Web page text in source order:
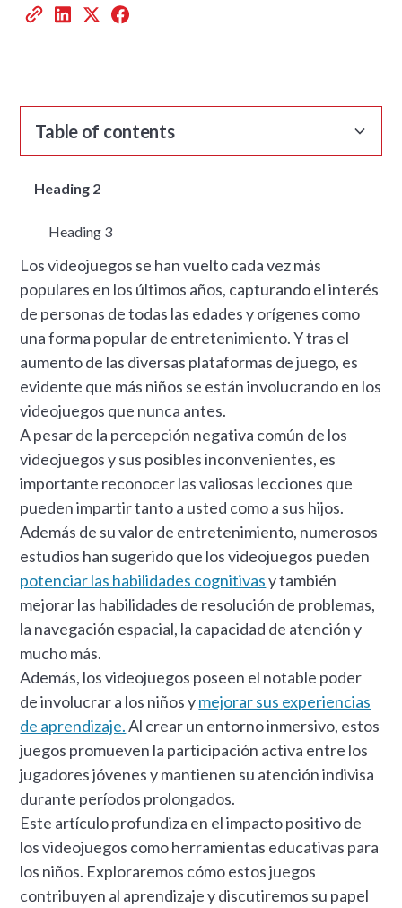
Table of contents
Heading 2
Heading 3
Los videojuegos se han vuelto cada vez más
populares en los últimos años, capturando el interés
de personas de todas las edades y orígenes como
una forma popular de entretenimiento. Y tras el
aumento de las diversas plataformas de juego, es
evidente que más niños se están involucrando en los
videojuegos que nunca antes.
A pesar de la percepción negativa común de los
videojuegos y sus posibles inconvenientes, es
importante reconocer las valiosas lecciones que
pueden impartir tanto a usted como a sus hijos.
Además de su valor de entretenimiento, numerosos
estudios han sugerido que los videojuegos pueden
potenciar las habilidades cognitivasy también
mejorar las habilidades de resolución de problemas,
la navegación espacial, la capacidad de atención y
mucho más.
Además, los videojuegos poseen el notable poder
de involucrar a los niños ymejorar sus experiencias
de aprendizaje.Al crear un entorno inmersivo, estos
juegos promueven la participación activa entre los
jugadores jóvenes y mantienen su atención indivisa
durante períodos prolongados.
Este artículo profundiza en el impacto positivo de
los videojuegos como herramientas educativas para
los niños. Exploraremos cómo estos juegos
contribuyen al aprendizaje y discutiremos su papel